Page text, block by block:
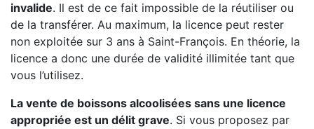
invalide. Il est de ce fait impossible de la réutiliser ou
de la transférer. Au maximum, la licence peut rester
non exploitée sur 3 ans à Saint-François. En théorie, la
licence a donc une durée de validité illimitée tant que
vous l’utilisez.
La vente de boissons alcoolisées sans une licence
appropriée est un délit grave. Si vous proposez par